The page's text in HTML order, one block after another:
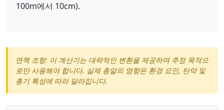
100m에서 10cm).
면책 조항: 이 계산기는 대략적인 변환을 제공하며 추정 목적으
로만 사용해야 합니다. 실제 총알의 영향은 환경 요인, 탄약 및
총기 특성에 따라 달라집니다.